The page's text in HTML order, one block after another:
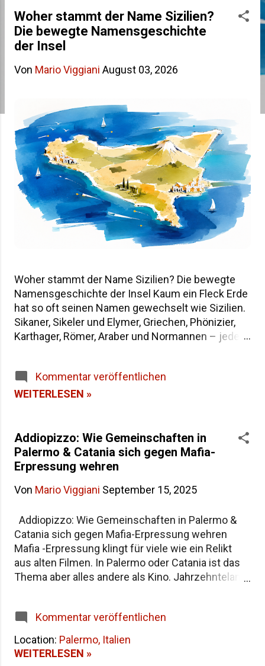
Woher stammt der Name Sizilien?
Die bewegte Namensgeschichte
der Insel
Von Mario Viggiani August 03, 2026
Woher stammt der Name Sizilien? Die bewegte
Namensgeschichte der Insel Kaum ein Fleck Erde
hat so oft seinen Namen gewechselt wie Sizilien.
Sikaner, Sikeler und Elymer, Griechen, Phönizier,
Karthager, Römer, Araber und Normannen – jede
fragst, warum die Insel heute "Sicilia" heißt und
wie sie in der Antike genannt wurde, findest du
heutigen Namen. Woher stammt der Name
Sizilien Inhaltsverzeichnis Die Herkunft des
Namens "Sicilia" Der älteste Name: Trinakria und
Sikanern Die drei vorgriechischen Völker Siziliens
Siziliens im Überblick Häufige Fragen zur
Namensgeschichte Siziliens Fazit
Kommentar veröffentlichen
WEITERLESEN »
Addiopizzo: Wie Gemeinschaften in
Palermo & Catania sich gegen Mafia-
Erpressung wehren
Von Mario Viggiani September 15, 2025
Addiopizzo: Wie Gemeinschaften in Palermo &
Catania sich gegen Mafia-Erpressung wehren
Mafia -Erpressung klingt für viele wie ein Relikt
aus alten Filmen. In Palermo oder Catania ist das
Thema aber alles andere als Kino. Jahrzehntelang
regelmäßig Schutzgeld – den sogenannten pizzo
– zahlen mussten. Wer sich weigerte, riskierte
eingeschlagene Schaufenster, Brandanschläge
Kommentar veröffentlichen
Location: Palermo, Italien
WEITERLESEN »